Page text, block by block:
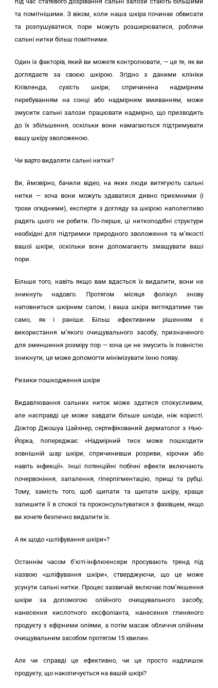
та помітнішими. З віком, коли наша шкіра починає обвисати
та розпушуватися, пори можуть розширюватися, роблячи
сальні нитки більш помітними.
Один із факторів, який ви можете контролювати, — це те, як ви
доглядаєте за своєю шкірою. Згідно з даними клініки
Клівленда, сухість шкіри, спричинена надмірним
перебуванням на сонці або надмірним вмиванням, може
змусити сальні залози працювати надмірно, що призводить
до їх збільшення, оскільки вони намагаються підтримувати
вашу шкіру зволоженою.
Чи варто видаляти сальні нитки?
Ви, ймовірно, бачили відео, на яких люди витягують сальні
нитки — хоча вони можуть здаватися дивно приємними (і
трохи огидними), експерти з догляду за шкірою наполегливо
радять цього не робити. По-перше, ці ниткоподібні структури
необхідні для підтримки природного зволоження та м’якості
вашої шкіри, оскільки вони допомагають змащувати ваші
пори.
Більше того, навіть якщо вам вдасться їх видалити, вони не
зникнуть надовго. Протягом місяця фолікул знову
наповниться шкірним салом, і ваша шкіра виглядатиме так
само, як і раніше. Більш ефективним рішенням є
використання м’якого очищувального засобу, призначеного
для зменшення розміру пор — хоча це не змусить їх повністю
зникнути, це може допомогти мінімізувати їхню появу.
Ризики пошкодження шкіри
Видавлювання сальних ниток може здатися спокусливим,
але насправді це може завдати більше шкоди, ніж користі.
Доктор Джошуа Цайхнер, сертифікований дерматолог з Нью-
Йорка, попереджає: «Надмірний тиск може пошкодити
зовнішній шар шкіри, спричинивши розриви, кірочки або
навіть інфекції». Інші потенційні побічні ефекти включають
почервоніння, запалення, гіперпігментацію, прищі та рубці.
Тому, замість того, щоб щипати та щипати шкіру, краще
залишити її в спокої та проконсультуватися з фахівцем, якщо
ви хочете безпечно видалити їх.
А як щодо «шліфування шкіри»?
Останнім часом б’юті-інфлюенсери просувають тренд під
назвою «шліфування шкіри», стверджуючи, що це може
усунути сальні нитки. Процес зазвичай включає пом’якшення
шкіри за допомогою олійного очищувального засобу,
нанесення кислотного ексфоліанта, нанесення глиняного
продукту з ефірними оліями, а потім масаж обличчя олійним
очищувальним засобом протягом 15 хвилин.
Але чи справді це ефективно, чи це просто надлишок
продукту, що накопичується на вашій шкірі?